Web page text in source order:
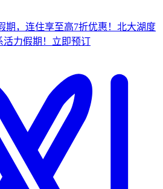
期，连住享至高7折优惠！ 北大湖度
力假期！ 立 即预订